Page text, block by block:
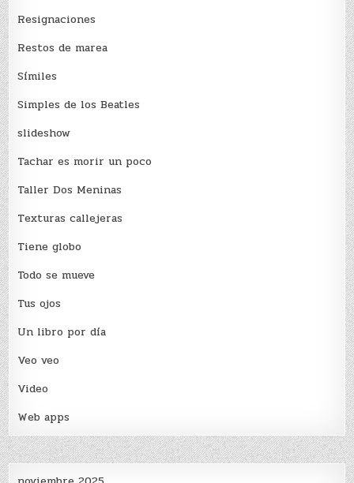
Resignaciones
Restos de marea
Sí­miles
Simples de los Beatles
slideshow
Tachar es morir un poco
Taller Dos Meninas
Texturas callejeras
Tiene globo
Todo se mueve
Tus ojos
Un libro por día
Veo veo
Video
Web apps